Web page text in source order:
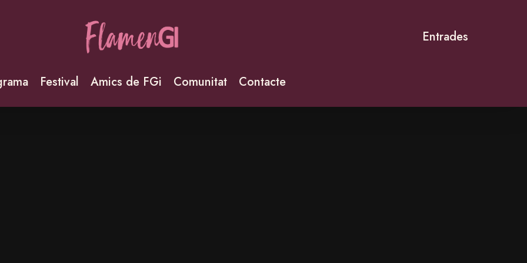
Entrades
Festival Amics de FGi Comunitat Contacte